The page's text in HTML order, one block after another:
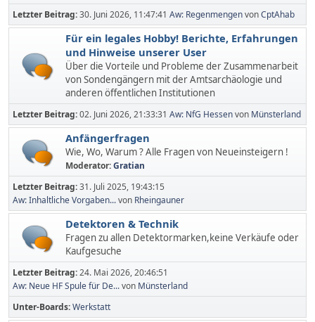
Letzter Beitrag:30. Juni 2026, 11:47:41 Aw: RegenmengenvonCptAhab
Für ein legales Hobby! Berichte, Erfahrungen
und Hinweise unserer User
Über die Vorteile und Probleme der Zusammenarbeit
von Sondengängern mit der Amtsarchäologie und
anderen öffentlichen Institutionen
Letzter Beitrag:02. Juni 2026, 21:33:31 Aw: NfG Hessenvon Münsterland
Anfängerfragen
Wie, Wo, Warum ? Alle Fragen von Neueinsteigern !
Moderator:Gratian
Letzter Beitrag:31. Juli 2025, 19:43:15
Aw: Inhaltliche Vorgaben...von Rheingauner
Detektoren & Technik
Fragen zu allen Detektormarken,keine Verkäufe oder
Kaufgesuche
Letzter Beitrag:24. Mai 2026, 20:46:51
Aw: Neue HF Spule für De...von Münsterland
Unter-Boards Werkstatt